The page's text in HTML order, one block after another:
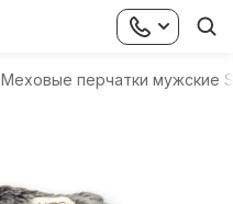
Меховые перчатки мужские